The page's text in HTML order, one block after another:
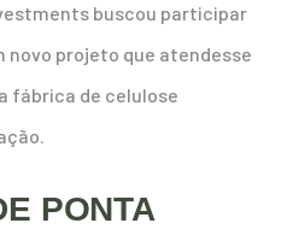
buscou participar
novo projeto que atendesse
fábrica de celulose
PONTA